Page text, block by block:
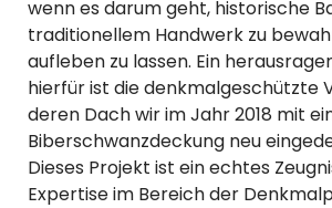
wenn es darum geht, historische
traditionellem Handwerk zu
aufleben zu lassen. Ein
hierfür ist die denkmalgeschützte
deren Dach wir im Jahr 2018 mit
Biberschwanzdeckung neu
Dieses Projekt ist ein echtes
Expertise im Bereich der